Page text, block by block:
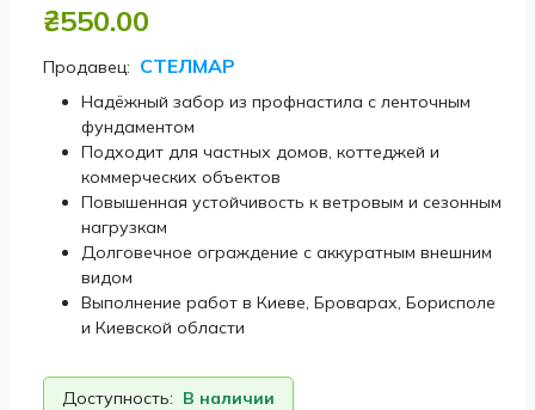
₴550.00
Продавец: СТЕЛМАР
Надёжный забор из профнастила с ленточным
фундаментом
Подходит для частных домов, коттеджей и
коммерческих объектов
Повышенная устойчивость к ветровым и сезонным
нагрузкам
Долговечное ограждение с аккуратным внешним
видом
Выполнение работ в Киеве, Броварах, Борисполе
и Киевской области
Доступность: В наличии